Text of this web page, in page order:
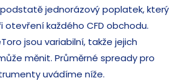
jednorázový poplatek, který
otevření každého CFD obchodu.
jsou variabilní, takže jejich
měnit. Průměrné spready pro
uvádíme níže.